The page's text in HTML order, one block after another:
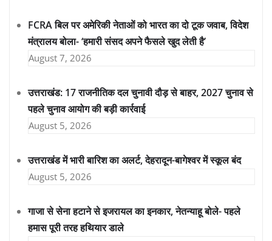
FCRA बिल पर अमेरिकी नेताओं को भारत का दो टूक जवाब, विदेश
मंत्रालय बोला- ‘हमारी संसद अपने फैसले खुद लेती है’
August 7, 2026
उत्तराखंड: 17 राजनीतिक दल चुनावी दौड़ से बाहर, 2027 चुनाव से
पहले चुनाव आयोग की बड़ी कार्रवाई
August 5, 2026
उत्तराखंड में भारी बारिश का अलर्ट, देहरादून-बागेश्वर में स्कूल बंद
August 5, 2026
गाजा से सेना हटाने से इजरायल का इनकार, नेतन्याहू बोले- पहले
हमास पूरी तरह हथियार डाले